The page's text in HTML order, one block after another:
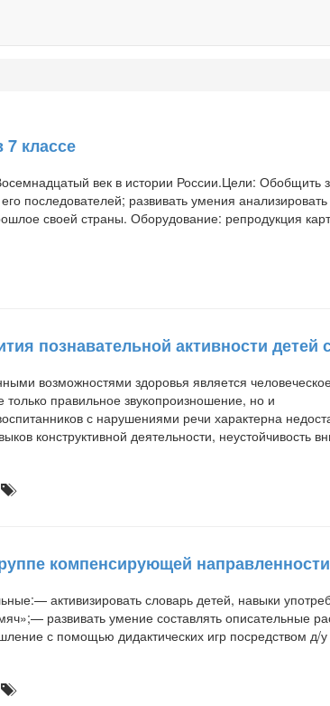
классе
век в истории России.Цели: Обобщить
последователей; развивать умения анализировать
своей страны. Оборудование: репродукция
познавательной активности детей
возможностями здоровья является
правильное звукопроизношение, но и
с нарушениями речи характерна
конструктивной деятельности, неустойчивость
компенсирующей направленности
активизировать словарь детей, навыки
развивать умение составлять описательные
с помощью дидактических игр посредством д/